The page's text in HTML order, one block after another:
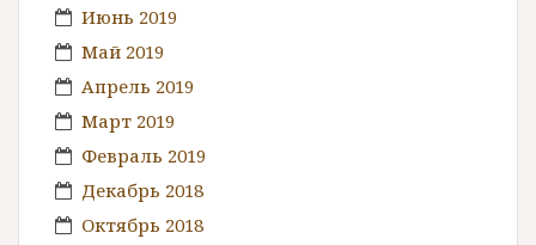
Июнь 2019
Май 2019
Апрель 2019
Март 2019
Февраль 2019
Декабрь 2018
Октябрь 2018